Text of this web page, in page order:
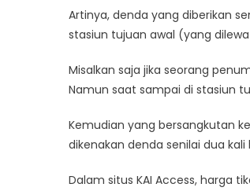
Artinya, denda yang diberikan
stasiun tujuan awal (yang
Misalkan saja jika seorang
Namun saat sampai di stasiun
Kemudian yang bersangkutan
dikenakan denda senilai dua
Dalam situs KAI Access, harga